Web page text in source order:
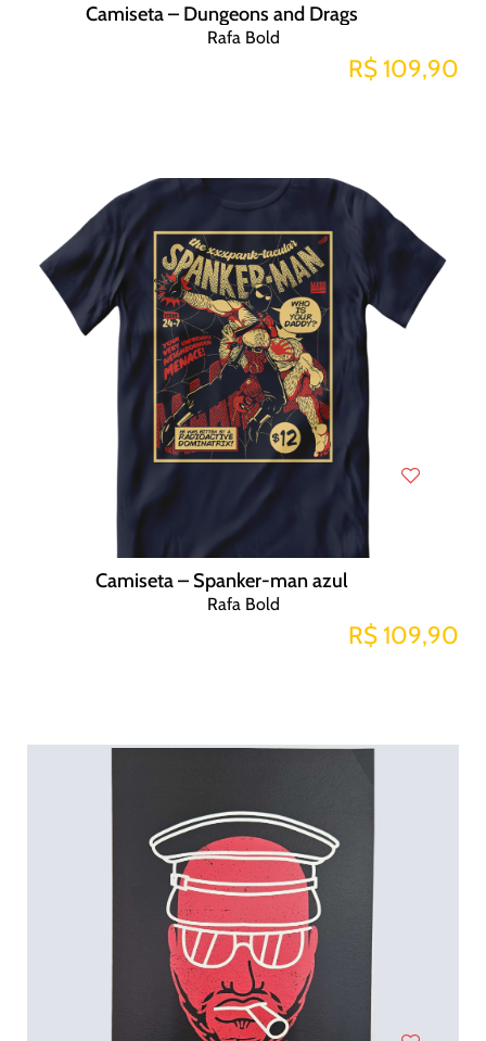
Camiseta – Dungeons and Drags
Rafa Bold
R$ 109,90
Camiseta – Spanker-man azul
Rafa Bold
R$ 109,90